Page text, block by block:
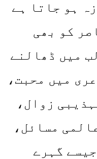
ہو جاتا ہے
کو بھی
میں ڈھالنے
میں محبت،
زوال،
مسائل،
گہرے